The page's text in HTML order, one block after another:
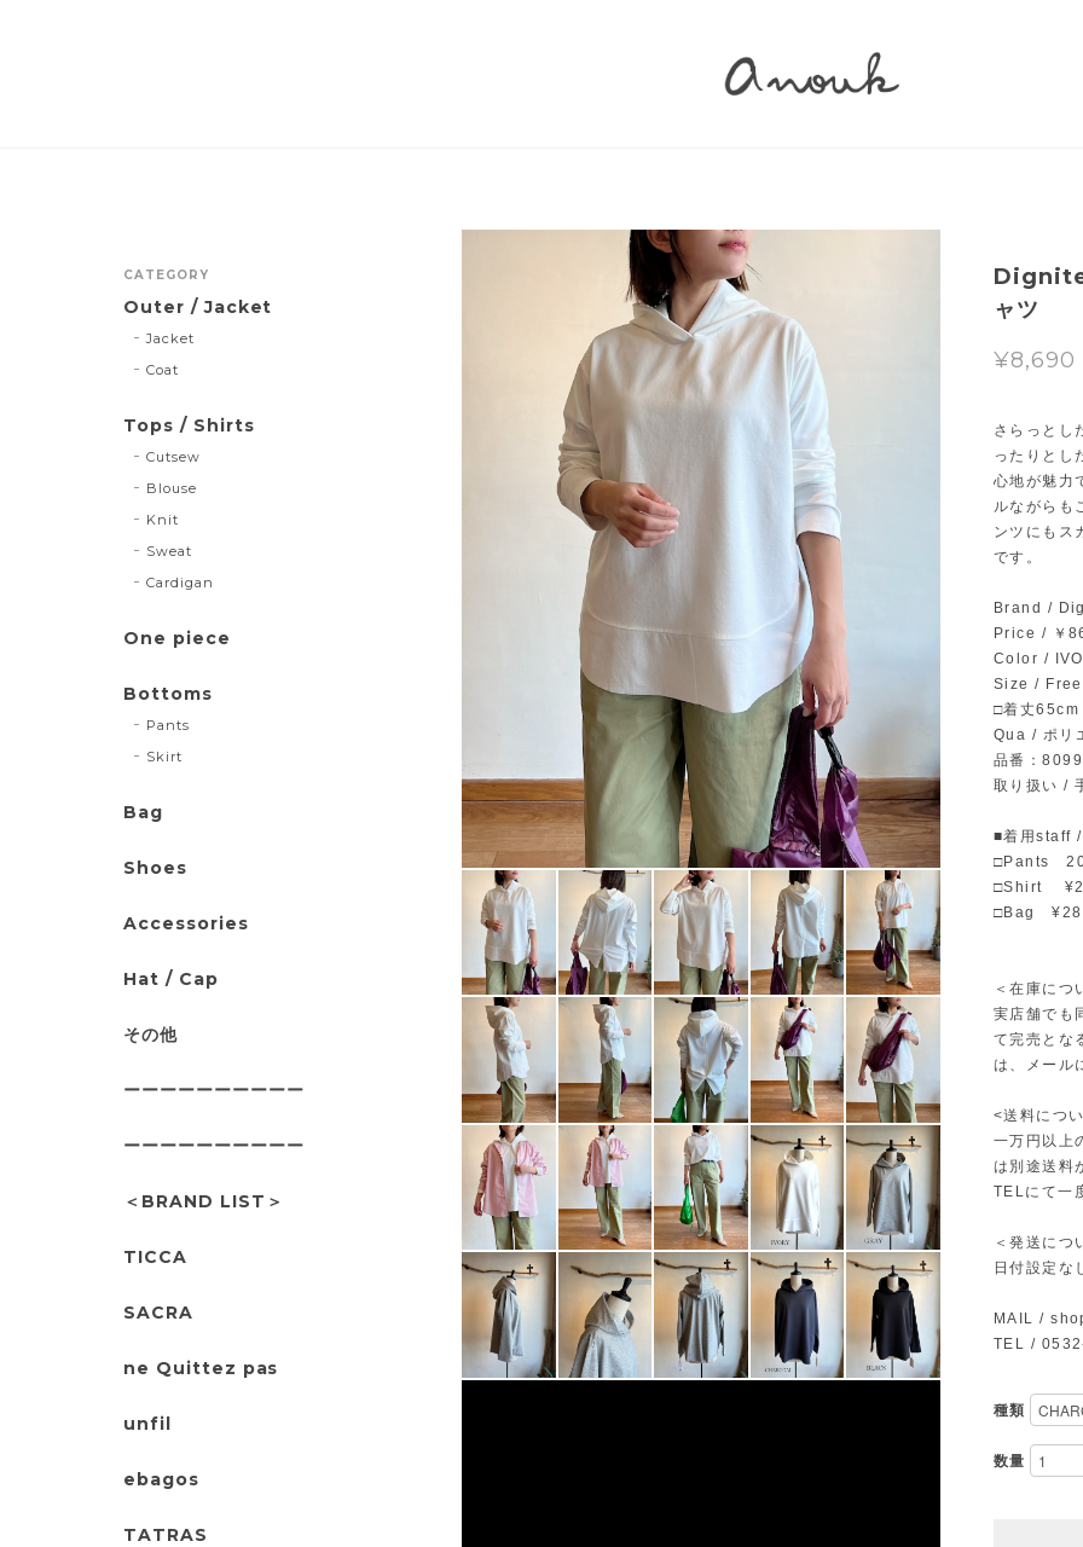
Dignite
ャツ
¥8,690
さらっとし
ったりとし
心地が魅力
ルながらも
ンツにもス
です。
Brand /
Price / ￥
Color /
Size /
□着丈
Qua / ポリ
品番：
取り扱い /
■着用staff
□Pants
□Shirt
□Bag
＜在庫につ
実店舗でも
て完売とな
は、メー
<送料につ
一万円以上
は別途送料
TELにて一
＜発送につ
日付設定な
MAIL /
TEL /
種類
数量
CATEGORY
Outer / Jacket
Jacket
Coat
Tops / Shirts
Cutsew
Blouse
Knit
Sweat
Cardigan
One piece
Bottoms
Pants
Skirt
Bag
Shoes
Accessories
Hat / Cap
その他
ーーーーーーーーーー
ーーーーーーーーーー
＜BRAND LIST＞
TICCA
SACRA
ne Quittez pas
unfil
ebagos
TATRAS